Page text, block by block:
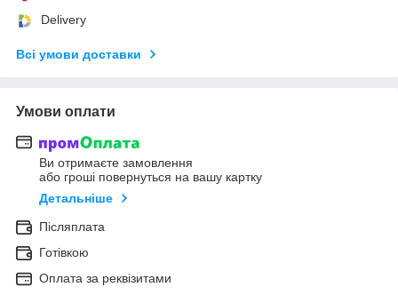
Delivery
Всі умови доставки
Умови оплати
Ви отримаєте замовлення
або гроші повернуться на вашу картку
Детальніше
Післяплата
Готівкою
Оплата за реквізитами